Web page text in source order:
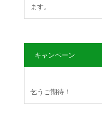
ます。
キャンペーン
乞うご期待！